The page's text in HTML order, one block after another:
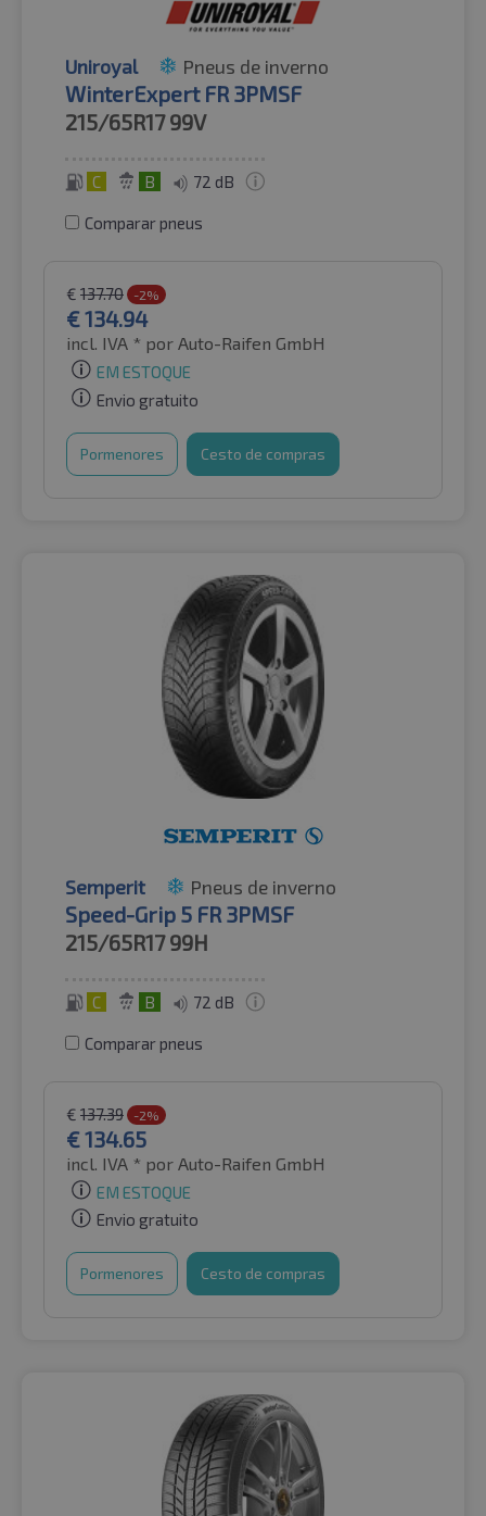
Uniroyal Pneus de inverno
WinterExpert FR 3PMSF
215/65R17 99V
C B 72 dB
Comparar pneus
€ 137.70 -2%
€134.94
incl. IVA * por Auto-Raifen GmbH
EM ESTOQUE
Envio gratuito
Pormenores Cesto de compras
Semperit Pneus de inverno
Speed-Grip 5 FR 3PMSF
215/65R17 99H
C B 72 dB
Comparar pneus
€ 137.39 -2%
€134.65
incl. IVA * por Auto-Raifen GmbH
EM ESTOQUE
Envio gratuito
Pormenores Cesto de compras